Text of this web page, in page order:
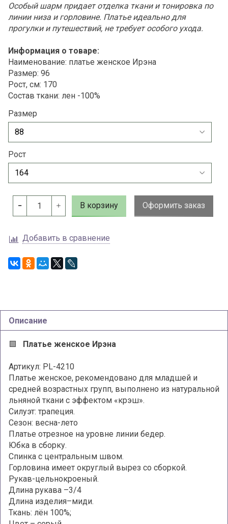
Особый шарм придает отделка ткани и тонировка по
линии низа и горловине. Платье идеально для
прогулки и путешествий, не требует особого ухода.
Информация о товаре:
Наименование: платье женское Ирэна
Размер: 96
Рост, см: 170
Состав ткани: лен -100%
Размер
Рост
В корзину Оформить заказ
Добавить в сравнение
Описание
🟩 Платье женское Ирэна
Артикул: PL-4210
Платье женское, рекомендовано для младшей и
средней возрастных групп, выполнено из натуральной
льняной ткани с эффектом «крэш».
Силуэт: трапеция.
Сезон: весна-лето
Платье отрезное на уровне линии бедер.
Юбка в сборку.
Спинка с центральным швом.
Горловина имеет округлый вырез со сборкой.
Рукав-цельнокроеный.
Длина рукава –3/4
Длина изделия–миди.
Ткань: лён 100%;